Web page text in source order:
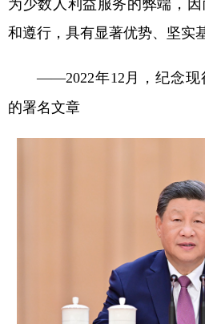
为少数人利益服务的弊端，
和遵行，具有显著优势、坚实
——2022年12月，纪念现
的署名文章